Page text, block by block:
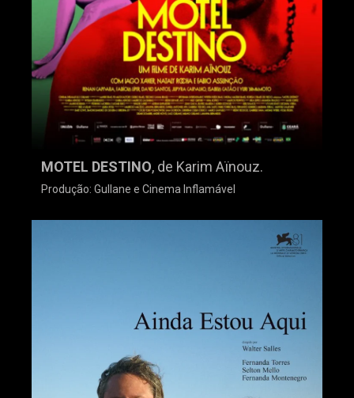
MOTEL DESTINO, de Karim Aïnouz.
Produção: Gullane e Cinema Inflamável